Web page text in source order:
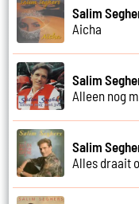
Salim
Aicha
Salim
Alleen nog
Salim
Alles draait